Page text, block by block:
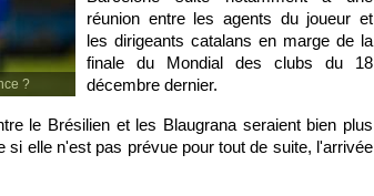
?
réunion entre les agents du joueur et
les dirigeants catalans en marge de la
finale du Mondial des clubs du 18
décembre dernier.
le Brésilien et les Blaugrana seraient bien plus
elle n'est pas prévue pour tout de suite, l'arrivée